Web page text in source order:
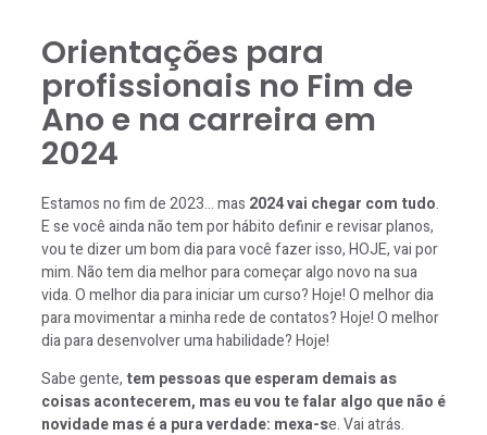
Orientações para
profissionais no Fim de
Ano e na carreira em
2024
Estamos no fim de 2023… mas 2024 vai chegar com tudo.
E se você ainda não tem por hábito definir e revisar planos,
vou te dizer um bom dia para você fazer isso, HOJE, vai por
mim. Não tem dia melhor para começar algo novo na sua
vida. O melhor dia para iniciar um curso? Hoje! O melhor dia
para movimentar a minha rede de contatos? Hoje! O melhor
dia para desenvolver uma habilidade? Hoje!
Sabe gente, tem pessoas que esperam demais as
coisas acontecerem, mas eu vou te falar algo que não é
novidade mas é a pura verdade: mexa-se. Vai atrás.